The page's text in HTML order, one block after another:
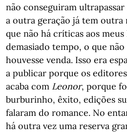
não conseguiram ultrapassar
a outra geração já tem outra
que não há críticas aos
demasiado tempo, o que
houvesse venda. Isso era
a publicar porque os
acaba com Leonor, porque
burburinho, êxito, edições
falaram do romance. No
há outra vez uma reserva